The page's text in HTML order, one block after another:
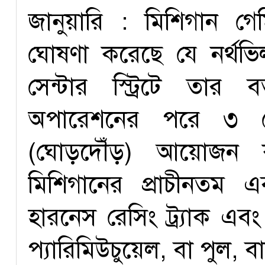
জানুয়ারি : মিশিগান
ঘোষণা করেছে যে
সেন্টার স্ট্রিটে তার
অপারেশনের পরে ৩
(ঘোড়দৌঁড়) আয়োজন
মিশিগানের
হারনেস রেসিং ট্র্যাক
প্যারিমিউচুয়েল, বা পুল,